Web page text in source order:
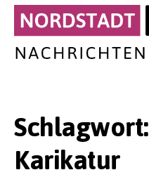
Schlagwort:
Karikatur